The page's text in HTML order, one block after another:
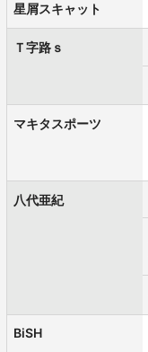
星屑スキャット
Ｔ字路ｓ
マキタスポーツ
八代亜紀
BiSH